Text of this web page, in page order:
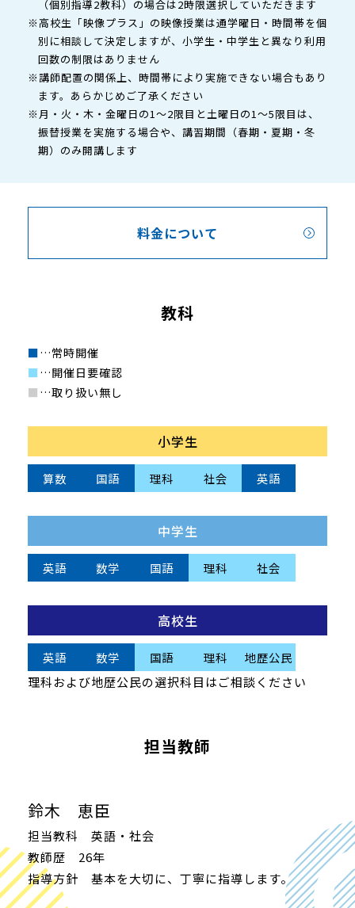
（個別指導2教科）の場合は2時限選択していただきます
※高校生「映像プラス」の映像授業は通学曜日・時間帯を個
別に相談して決定しますが、小学生・中学生と異なり利用
回数の制限はありません
※講師配置の関係上、時間帯により実施できない場合もあり
ます。あらかじめご了承ください
※月・火・木・金曜日の1～2限目と土曜日の1～5限目は、
振替授業を実施する場合や、講習期間（春期・夏期・冬
期）のみ開講します
料金について
教科
■…常時開催
■ …開催日要確認
■ …取り扱い無し
小学生
算数 国語 理科 社会 英語
中学生
英語 数学 国語 理科 社会
高校生
英語 数学 国語 理科
地歴公民
理科および地歴公民の選択科目はご相談ください
担当教師
鈴木 恵臣
担当教科 英語・社会
教師歴 26年
指導方針 基本を大切に、丁寧に指導します。